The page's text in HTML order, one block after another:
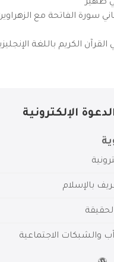
ظهير
سورة الفاتحة مع
القرآن الكريم باللغة
الإلكترونية
بالإسلام
والشبكات الاجتماعية